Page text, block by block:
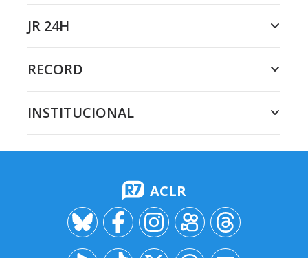
JR 24H
RECORD
INSTITUCIONAL
ACLR